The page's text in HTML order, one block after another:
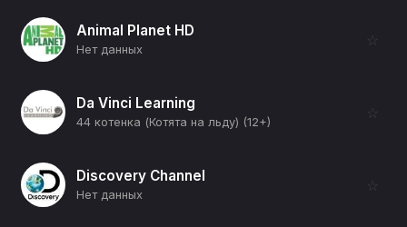
Animal Planet HD
Нет данных
☆
Da Vinci Learning
44 котенка (Котята на льду) (12+)
☆
Discovery Channel
Нет данных
☆